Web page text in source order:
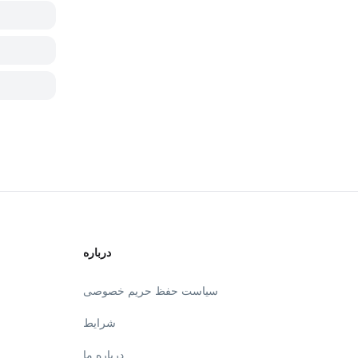
درباره
سیاست حفظ حریم خصوصی
شرایط
درباره ما